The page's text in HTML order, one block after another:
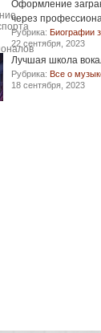
Оформление
через
Рубрика: Биографии
22 сентября, 2023
Лучшая школа
Рубрика: Все о
18 сентября, 2023